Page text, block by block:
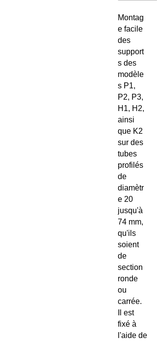
Montag
e facile
des
support
s des
modèle
s P1,
P2, P3,
H1, H2,
ainsi
que K2
sur des
tubes
profilés
de
diamètr
e 20
jusqu'à
74 mm,
qu'ils
soient
de
section
ronde
ou
carrée.
Il est
fixé à
l'aide de